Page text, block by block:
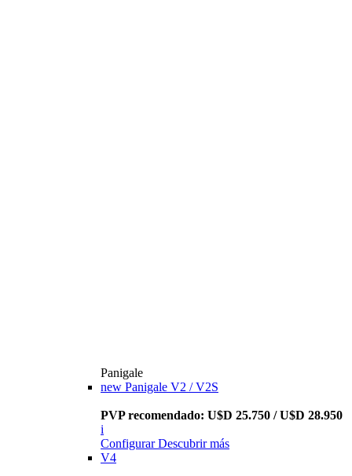
Panigale
new Panigale V2 / V2S
PVP recomendado: U$D 25.750 / U$D 28.950
i
Configurar Descubrir más
V4